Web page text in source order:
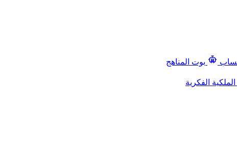
بوت المناهج
الفكرية